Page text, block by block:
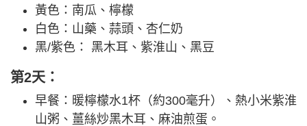
黃色：南瓜、檸檬
白色：山藥、蒜頭、杏仁奶
黑/紫色： 黑木耳、紫淮山、黑豆
第2天：
早餐：暖檸檬水1杯（約300毫升）、熱小米紫淮
山粥、薑絲炒黑木耳、麻油煎蛋。